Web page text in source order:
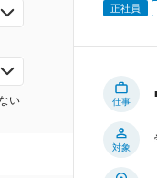
い
正社員
仕事
対象